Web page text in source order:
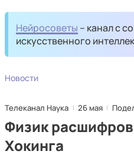
Нейросоветы – канал с
искусственного
Новости
Телеканал Наука 26 мая
Физик
Хокинга